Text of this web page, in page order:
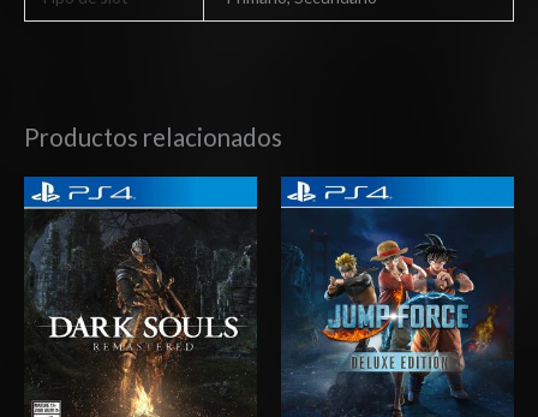
Productos relacionados
Rango
de
precios:
desde
$20.03
hasta
$29.03
Rango
de
desde
$27.03
hasta
$42.03